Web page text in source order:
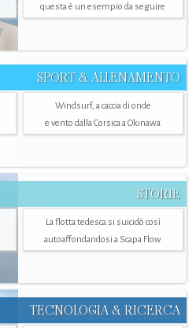
questa è un esempio da seguire
SPORT & ALLENAMENTO
Windsurf, a caccia di onde
e vento dalla Corsica a Okinawa
STORIE
La flotta tedesca si suicidò così
autoaffondandosi a Scapa Flow
TECNOLOGIA & RICERCA